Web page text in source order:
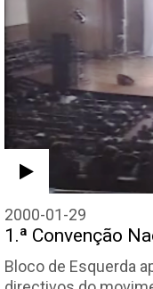
2000-01-29
1.ª Convenção
Bloco de Esquerda